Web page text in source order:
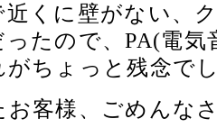
くに壁がない、
ったので、PA(電
がちょっと残念で
客様、ごめんな